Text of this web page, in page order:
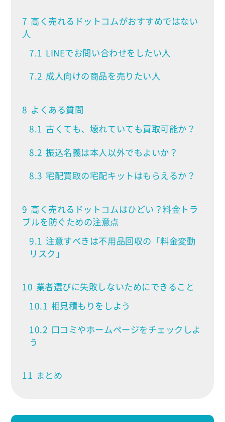
7 高く売れるドットコムがおすすめではない
人
7.1 LINEでお問い合わせをしたい人
7.2 成人向けの商品を売りたい人
8 よくある質問
8.1 古くても、壊れていても買取可能か？
8.2 振込名義は本人以外でもよいか？
8.3 宅配買取の宅配キットはもらえるか？
9 高く売れるドットコムはひどい？料金トラ
ブルを防ぐための注意点
9.1 注意すべきは不用品回収の「料金変動
リスク」
10 業者選びに失敗しないためにできること
10.1 相見積もりをしよう
10.2 口コミやホームページをチェックしよ
う
11 まとめ